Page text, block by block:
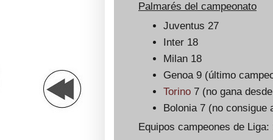
Palmarés del campeonato
Juventus 27
Inter 18
Milan 18
Genoa 9 (último
Torino 7 (no gana
Bolonia 7 (no
Equipos campeones de Liga: